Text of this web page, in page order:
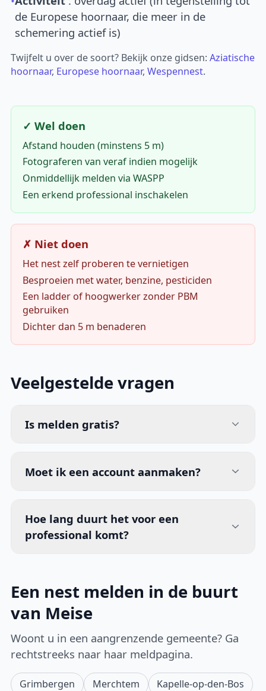
de Europese hoornaar, die meer in de
schemering actief is)
Twijfelt u over de soort? Bekijk onze gidsen:Aziatische
hoornaar, Europese hoornaar,Wespennest.
✓ Wel doen
Afstand houden (minstens 5 m)
Fotograferen van veraf indien mogelijk
Onmiddellijk melden via WASPP
Een erkend professional inschakelen
✗ Niet doen
Het nest zelf proberen te vernietigen
Besproeien met water, benzine, pesticiden
Een ladder of hoogwerker zonder PBM
gebruiken
Dichter dan 5 m benaderen
Veelgestelde vragen
Is melden gratis?
Moet ik een account aanmaken?
Hoe lang duurt het voor een
professional komt?
Een nest melden in de buurt
van Meise
Woont u in een aangrenzende gemeente? Ga
rechtstreeks naar haar meldpagina.
Grimbergen Merchtem
Kapelle-op-den-Bos